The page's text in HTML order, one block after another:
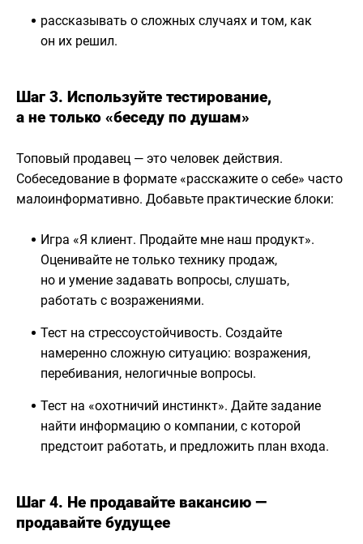
рассказывать о сложных случаях и том, как
он их решил.
Шаг 3. Используйте тестирование,
а не только «беседу по душам»
Топовый продавец — это человек действия.
Собеседование в формате «расскажите о себе» часто
малоинформативно. Добавьте практические блоки:
Игра «Я клиент. Продайте мне наш продукт».
Оценивайте не только технику продаж,
но и умение задавать вопросы, слушать,
работать с возражениями.
Тест на стрессоустойчивость. Создайте
намеренно сложную ситуацию: возражения,
перебивания, нелогичные вопросы.
Тест на «охотничий инстинкт». Дайте задание
найти информацию о компании, с которой
предстоит работать, и предложить план входа.
Шаг 4. Не продавайте вакансию —
продавайте будущее